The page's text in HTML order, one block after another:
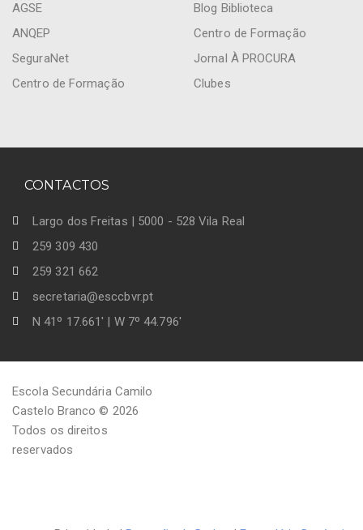
AGSE
ANQEP
SeguraNet
Centro de Formação
Blog Biblioteca
Centro de Formação
Jornal À PROCURA
Clubes
CONTACTOS
Largo dos Freitas | 5000 - 528 Vila Real
259 309 430
259 321 662
secretaria@esccbvr.pt
N 41º 17.661' | W 7º 44.796'
Escola Secundária Camilo
Castelo Branco © 2026
Todos os direitos
reservados